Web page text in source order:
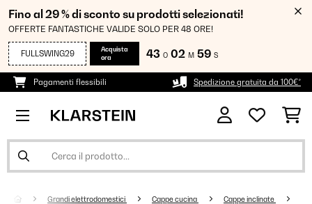
Fino al 29 % di sconto su prodotti selezionati!
OFFERTE FANTASTICHE VALIDE SOLO PER 48 ORE!
FULLSWING29
Acquista
ora
43 O 02 M 59 S
Pagamenti flessibili Spedizione gratuita da 100€*
Grandi elettrodomestici Cappe cucina Cappe inclinate